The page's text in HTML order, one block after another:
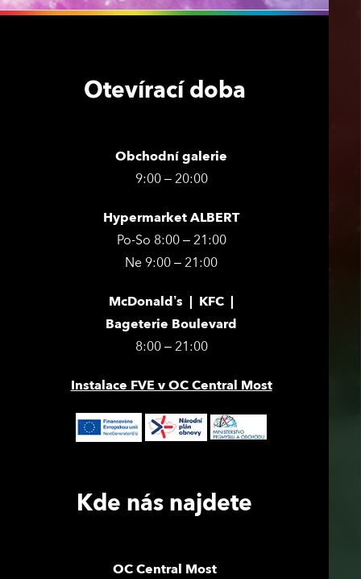
Otevírací doba
Obchodní galerie
9:00 – 20:00
Hypermarket ALBERT
Po-So 8:00 – 21:00
Ne 9:00 – 21:00
McDonald’s | KFC |
Bageterie Boulevard
8:00 – 21:00
Instalace FVE v OC Central Most
Kde nás najdete
OC Central Most